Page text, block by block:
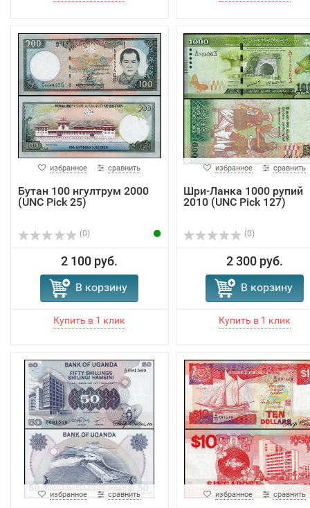
избранное сравнить
Бутан 100 нгултрум 2000
(UNC Pick 25)
(0)
2 100 руб.
В корзину
избранное сравнить
Шри-Ланка 1000 рупий
2010 (UNC Pick 127)
(0)
2 300 руб.
В корзину
избранное сравнить избранное сравнить